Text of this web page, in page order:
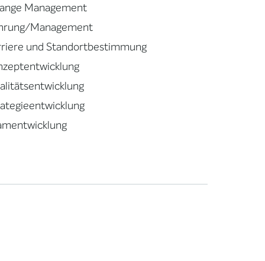
Management
Management
und Standortbestimmung